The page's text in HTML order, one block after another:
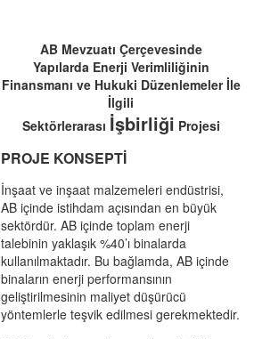
AB Mevzuatı Çerçevesinde
Yapılarda Enerji Verimliliğinin
Finansmanı ve Hukuki Düzenlemeler İle
İlgili
Sektörlerarası İşbirliği Projesi
PROJE KONSEPTİ
İnşaat ve inşaat malzemeleri endüstrisi,
AB içinde istihdam açısından en büyük
sektördür. AB içinde toplam enerji
talebinin yaklaşık %40’ı binalarda
kullanılmaktadır. Bu bağlamda, AB içinde
binaların enerji performansının
geliştirilmesinin maliyet düşürücü
yöntemlerle teşvik edilmesi gerekmektedir.